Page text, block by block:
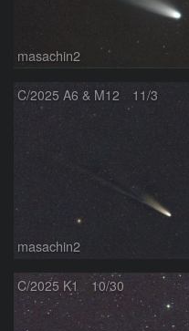
masachin2
C/2025 A6 & M12 11/3
masachin2
C/2025 K1 10/30